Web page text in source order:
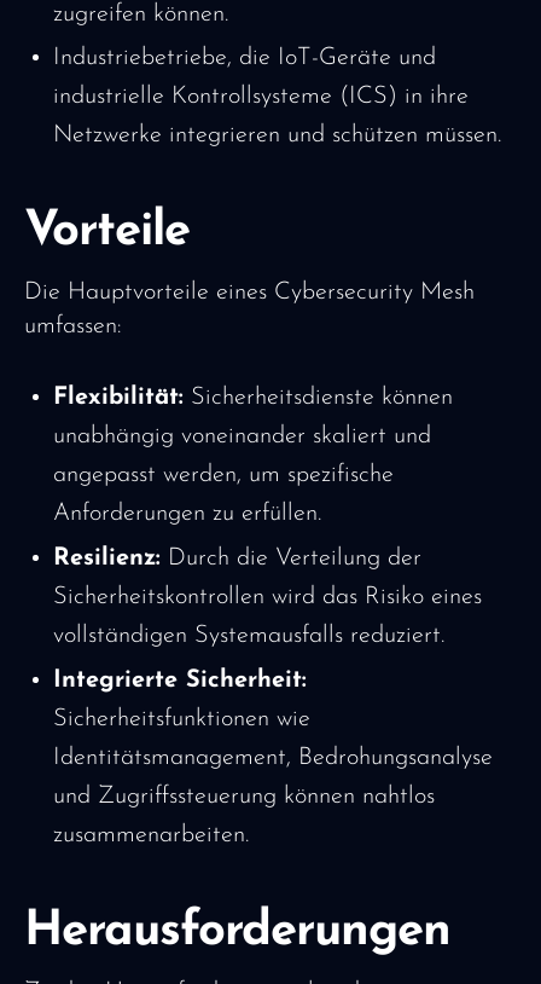
zugreifen können.
Industriebetriebe, die IoT-Geräte und
industrielle Kontrollsysteme (ICS) in ihre
Netzwerke integrieren und schützen müssen.
Vorteile
Die Hauptvorteile eines Cybersecurity Mesh
umfassen:
Flexibilität: Sicherheitsdienste können
unabhängig voneinander skaliert und
angepasst werden, um spezifische
Anforderungen zu erfüllen.
Resilienz: Durch die Verteilung der
Sicherheitskontrollen wird das Risiko eines
vollständigen Systemausfalls reduziert.
Integrierte Sicherheit:
Sicherheitsfunktionen wie
Identitätsmanagement, Bedrohungsanalyse
und Zugriffssteuerung können nahtlos
zusammenarbeiten.
Herausforderungen